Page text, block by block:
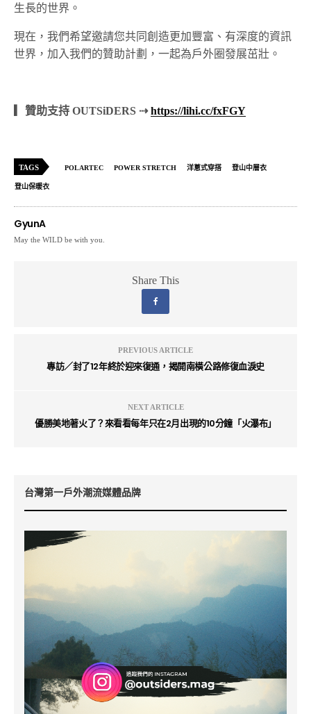
生長的世界。
現在，我們希望邀請您共同創造更加豐富、有深度的資訊
世界，加入我們的贊助計劃，一起為戶外圈發展茁壯。
▎贊助支持 OUTSiDERS ⇢https://lihi.cc/fxFGY
TAGS POLARTEC POWER STRETCH 洋蔥式穿搭 登山中層衣
登山保暖衣
GyunA
May the WILD be with you.
Share This
PREVIOUS ARTICLE
專訪／封了12年終於迎來復通，揭開南橫公路修復血淚史
NEXT ARTICLE
優勝美地著火了？來看看每年只在2月出現的10分鐘「火瀑布」
台灣第一戶外潮流媒體品牌